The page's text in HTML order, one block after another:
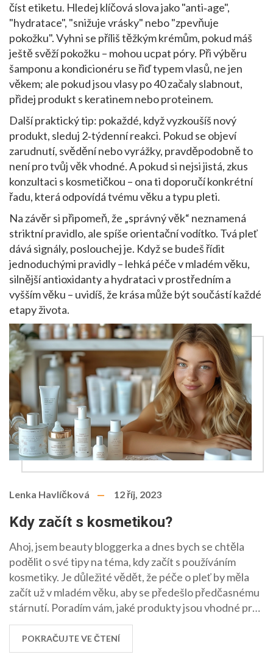
číst etiketu. Hledej klíčová slova jako "anti‑age",
"hydratace", "snižuje vrásky" nebo "zpevňuje
pokožku". Vyhni se příliš těžkým krémům, pokud máš
ještě svěží pokožku – mohou ucpat póry. Při výběru
šamponu a kondicionéru se řiď typem vlasů, ne jen
věkem; ale pokud jsou vlasy po 40 začaly slabnout,
přidej produkt s keratinem nebo proteinem.
Další praktický tip: pokaždé, když vyzkoušíš nový
produkt, sleduj 2‑týdenní reakci. Pokud se objeví
zarudnutí, svědění nebo vyrážky, pravděpodobně to
není pro tvůj věk vhodné. A pokud si nejsi jistá, zkus
konzultaci s kosmetičkou – ona ti doporučí konkrétní
řadu, která odpovídá tvému věku a typu pleti.
Na závěr si připomeň, že „správný věk“ neznamená
striktní pravidlo, ale spíše orientační vodítko. Tvá pleť
dává signály, poslouchej je. Když se budeš řídit
jednoduchými pravidly – lehká péče v mladém věku,
silnější antioxidanty a hydrataci v prostředním a
vyšším věku – uvidíš, že krása může být součástí každé
etapy života.
Lenka Havlíčková 12 říj, 2023
Kdy začít s kosmetikou?
Ahoj, jsem beauty bloggerka a dnes bych se chtěla
podělit o své tipy na téma, kdy začít s používáním
kosmetiky. Je důležité vědět, že péče o pleť by měla
začít už v mladém věku, aby se předešlo předčasnému
stárnutí. Poradím vám, jaké produkty jsou vhodné pro
začátek a kdy je ideální doba pro zahájení používání
jednotlivých typů kosmetiky. Zapomeňte na mýty a
pojďme na to spolu objevit tajemství mladistvého
POKRAČUJTE VE ČTENÍ